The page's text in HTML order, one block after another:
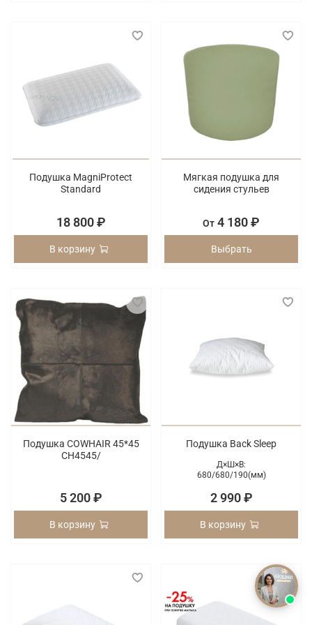
Подушка MagniProtect
Standard
18 800 ₽
В корзину
Мягкая подушка для
сидения стульев
От 4 180 ₽
Выбрать
Подушка COWHAIR 45*45
CH4545/
5 200 ₽
В корзину
Подушка Back Sleep
Д×Ш×В:
680/680/190(мм)
2 990 ₽
В корзину